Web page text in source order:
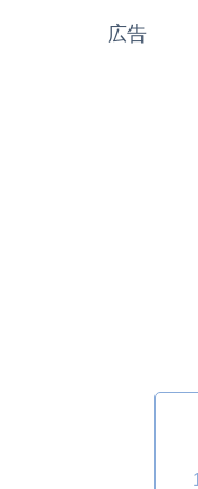
広告